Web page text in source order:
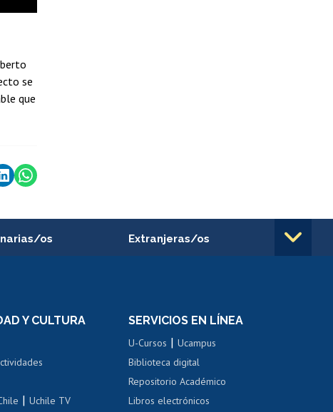
se
que
os
movilidad interna
de renta
de renta
Extranjeras/os
Cursos de español
Y CULTURA
|Uchile TV
SERVICIOS EN LÍNEA
U-Cursos |Ucampus
Biblioteca digital
Repositorio Académico
Libros electrónicos